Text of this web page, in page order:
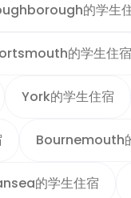
的学生
的学生住宿
York的学生住宿
Bournemouth
的学生住宿